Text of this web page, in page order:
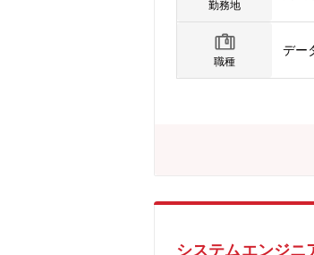
勤務地
職種
デー
システムエンジニ